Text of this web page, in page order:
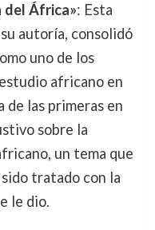
del África»: Esta
autoría, consolidó
uno de los
africano en
de las primeras en
sobre la
un tema que
tratado con la
le dio.